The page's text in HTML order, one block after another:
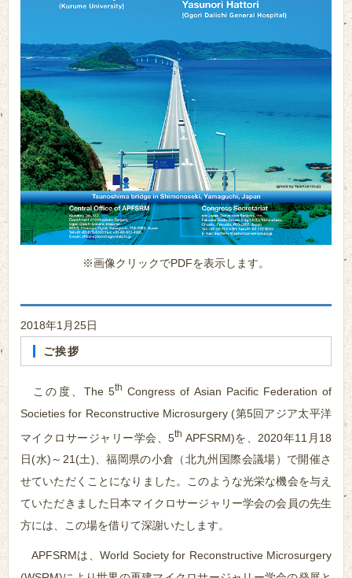
※画像クリックでPDFを表示します。
2018年1月25日
ご挨拶
この度、The 5th Congress of Asian Pacific Federation of
Societies for Reconstructive Microsurgery (第5回アジア太平洋
マイクロサージャリー学会、5th APFSRM)を、2020年11月18
日(水)～21(土)、福岡県の小倉（北九州国際会議場）で開催さ
せていただくことになりました。このような光栄な機会を与え
ていただきました日本マイクロサージャリー学会の会員の先生
方には、この場を借りて深謝いたします。
APFSRMは、World Society for Reconstructive Microsurgery